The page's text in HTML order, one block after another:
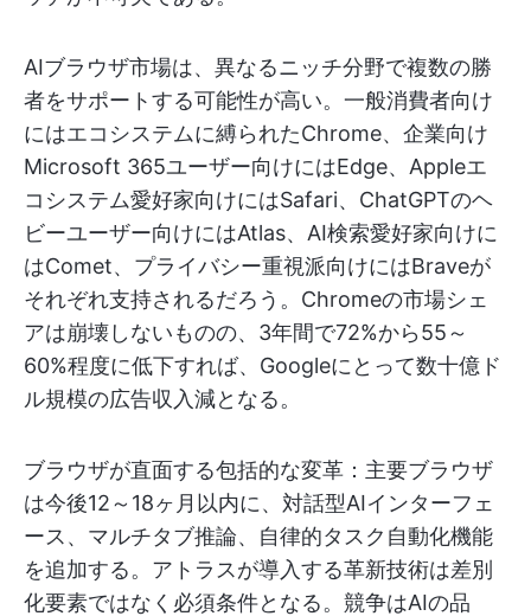
AIブラウザ市場は、異なるニッチ分野で複数の勝
者をサポートする可能性が高い。一般消費者向け
にはエコシステムに縛られたChrome、企業向け
Microsoft 365ユーザー向けにはEdge、Appleエ
コシステム愛好家向けにはSafari、ChatGPTのヘ
ビーユーザー向けにはAtlas、AI検索愛好家向けに
はComet、プライバシー重視派向けにはBraveが
それぞれ支持されるだろう。Chromeの市場シェ
アは崩壊しないものの、3年間で72%から55～
60%程度に低下すれば、Googleにとって数十億ド
ル規模の広告収入減となる。
ブラウザが直面する包括的な変革：主要ブラウザ
は今後12～18ヶ月以内に、対話型AIインターフェ
ース、マルチタブ推論、自律的タスク自動化機能
を追加する。アトラスが導入する革新技術は差別
化要素ではなく必須条件となる。競争はAIの品